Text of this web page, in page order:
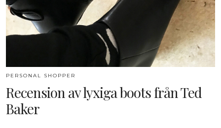
PERSONAL SHOPPER
Recension av lyxiga boots från Ted
Baker